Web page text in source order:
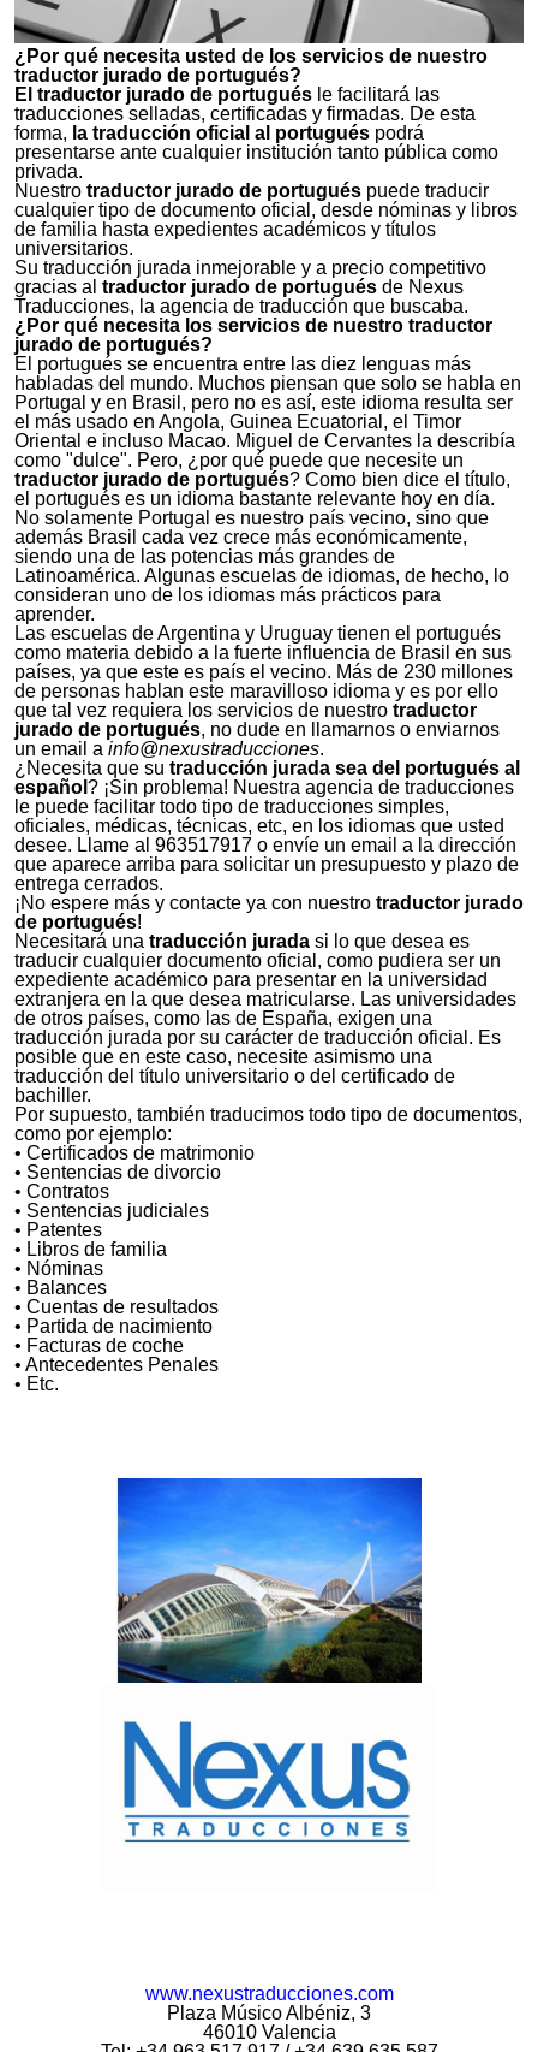
¿Por qué necesita usted de los servicios de nuestro
traductor jurado de portugués?
El traductor jurado de portugués le facilitará las
traducciones selladas, certificadas y firmadas. De esta
forma, la traducción oficial al portugués podrá
presentarse ante cualquier institución tanto pública como
privada.
Nuestro traductor jurado de portuguéspuede traducir
cualquier tipo de documento oficial, desde nóminas y libros
de familia hasta expedientes académicos y títulos
universitarios.
Su traducción jurada inmejorable y a precio competitivo
gracias al traductor jurado de portuguésde Nexus
Traducciones, la agencia de traducción que buscaba.
¿Por qué necesita los servicios de nuestro traductor
jurado de portugués?
El portugués se encuentra entre las diez lenguas más
habladas del mundo. Muchos piensan que solo se habla en
Portugal y en Brasil, pero no es así, este idioma resulta ser
el más usado en Angola, Guinea Ecuatorial, el Timor
Oriental e incluso Macao. Miguel de Cervantes la describía
como "dulce". Pero, ¿por qué puede que necesite un
traductor jurado de portugués? Como bien dice el título,
el portugués es un idioma bastante relevante hoy en día.
No solamente Portugal es nuestro país vecino, sino que
además Brasil cada vez crece más económicamente,
siendo una de las potencias más grandes de
Latinoamérica. Algunas escuelas de idiomas, de hecho, lo
consideran uno de los idiomas más prácticos para
aprender.
Las escuelas de Argentina y Uruguay tienen el portugués
como materia debido a la fuerte influencia de Brasil en sus
países, ya que este es país el vecino. Más de 230 millones
de personas hablan este maravilloso idioma y es por ello
que tal vez requiera los servicios de nuestro traductor
jurado de portugués, no dude en llamarnos o enviarnos
un email a info@nexustraducciones.
¿Necesita que su traducción jurada sea del portugués al
español ? ¡Sin problema! Nuestra agencia de traducciones
le puede facilitar todo tipo de traducciones simples,
oficiales, médicas, técnicas, etc, en los idiomas que usted
desee. Llame al 963517917 o envíe un email a la dirección
que aparece arriba para solicitar un presupuesto y plazo de
entrega cerrados.
¡No espere más y contacte ya con nuestro traductor jurado
de portugués!
Necesitará una traducción juradasi lo que desea es
traducir cualquier documento oficial, como pudiera ser un
expediente académico para presentar en la universidad
extranjera en la que desea matricularse. Las universidades
de otros países, como las de España, exigen una
traducción jurada por su carácter de traducción oficial. Es
posible que en este caso, necesite asimismo una
traducción del título universitario o del certificado de
bachiller.
Por supuesto, también traducimos todo tipo de documentos,
como por ejemplo:
• Certificados de matrimonio
• Sentencias de divorcio
• Contratos
• Sentencias judiciales
• Patentes
• Libros de familia
• Nóminas
• Balances
• Cuentas de resultados
• Partida de nacimiento
• Facturas de coche
• Antecedentes Penales
• Etc.
www.nexustraducciones.com
Plaza Músico Albéniz, 3
46010 Valencia